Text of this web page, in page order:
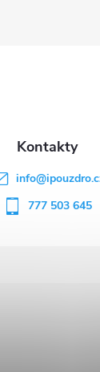
info@
777 503 645